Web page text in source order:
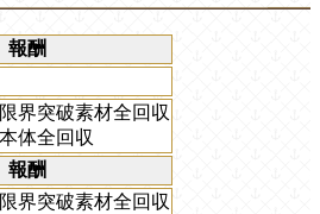
報酬
界突破素材全回収
体全回収
報酬
界突破素材全回収